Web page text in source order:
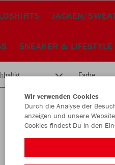
JACKEN/
SNEAKER & LIFESTYLE
Farbe
Wir verwenden Cookies
Durch die Analyse der
anzeigen und unsere
Cookies findest Du in den